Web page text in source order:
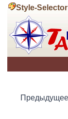
Style-